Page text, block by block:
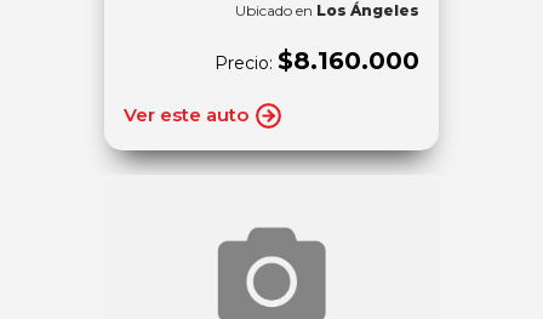
Ubicado en Los Ángeles
Precio: $8.160.000
Ver este auto